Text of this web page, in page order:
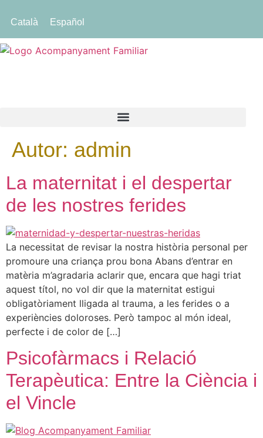
Català Español
Autor: admin
La maternitat i el despertar
de les nostres ferides
La necessitat de revisar la nostra història personal per
promoure una criança prou bona Abans d’entrar en
matèria m’agradaria aclarir que, encara que hagi triat
aquest títol, no vol dir que la maternitat estigui
obligatòriament lligada al trauma, a les ferides o a
experiències doloroses. Però tampoc al món ideal,
perfecte i de color de […]
Psicofàrmacs i Relació
Terapèutica: Entre la Ciència i
el Vincle